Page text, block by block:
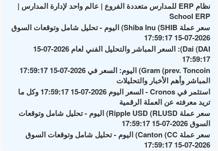
نظام ERP للمدارس متعددة الفروع | عالم واحد لإدارة المدارس |
School ERP
سعر عملة Shiba Inu (SHIB) اليوم - تحليل شامل وتوقعات السوق
2026-07-15 17:59:17
Dai (DAI): السعر المباشر والتحليل الفني لعام 2026-07-15
17:59:17
Gram (prev. Toncoin) اليوم: السعر في 2026-07-15 17:59:17
المباشر وأهم الأخبار والتحليلات
استثمر في Cronos - السعر اليوم 2026-07-15 17:59:17 وكل ما
تريد معرفته عن العملة الرقمية
سعر عملة Ripple USD (RLUSD) اليوم - تحليل شامل وتوقعات
السوق 2026-07-15 17:59:17
سعر عملة Canton (CC) اليوم - تحليل شامل وتوقعات السوق
2026-07-15 17:59:17